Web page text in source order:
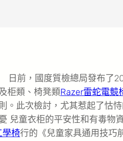
日前，國度質檢總局發布了
柜類、椅凳類Razer雷蛇電競
。此次檢討，尤其惹起了怙
兒童衣柜的平安性和有毒物
學椅行的《兒童家具通用技巧